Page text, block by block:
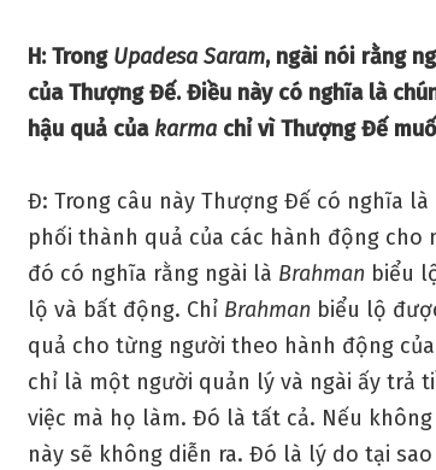
H: Trong Upadesa Saram, ngài nói rằng
của Thượng Đế. Điều này có nghĩa là
hậu quả của karma chỉ vì Thượng Đế
Đ: Trong câu này Thượng Đế có nghĩa là
phối thành quả của các hành động
đó có nghĩa rằng ngài là Brahman biểu
lộ và bất động. Chỉ Brahman biểu lộ
quả cho từng người theo hành động
chỉ là một người quản lý và ngài ấy trả
việc mà họ làm. Đó là tất cả. Nếu
này sẽ không diễn ra. Đó là lý do tại sao